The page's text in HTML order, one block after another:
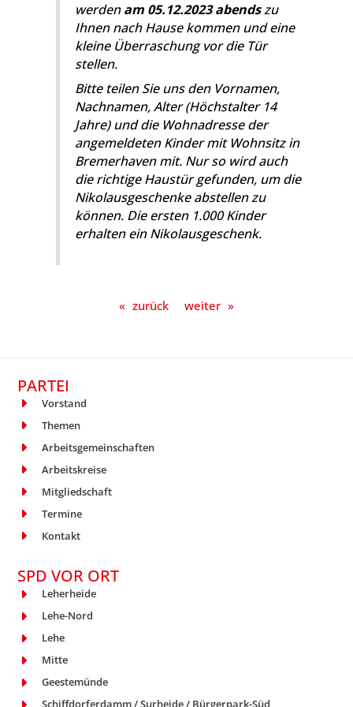
werdenam 05.12.2023 abendszu
Ihnen nach Hause kommen und eine
kleine Überraschung vor die Tür
stellen.
Bitte teilen Sie uns den Vornamen,
Nachnamen, Alter (Höchstalter 14
Jahre) und die Wohnadresse der
angemeldeten Kinder mit Wohnsitz in
Bremerhaven mit. Nur so wird auch
die richtige Haustür gefunden, um die
Nikolausgeschenke abstellen zu
können. Die ersten 1.000 Kinder
erhalten ein Nikolausgeschenk.
« zurück weiter »
PARTEI
Vorstand
Themen
Arbeitsgemeinschaften
Arbeitskreise
Mitgliedschaft
Termine
Kontakt
SPD VOR ORT
Leherheide
Lehe-Nord
Lehe
Mitte
Geestemünde
Schiffdorferdamm / Surheide / Bürgerpark-Süd